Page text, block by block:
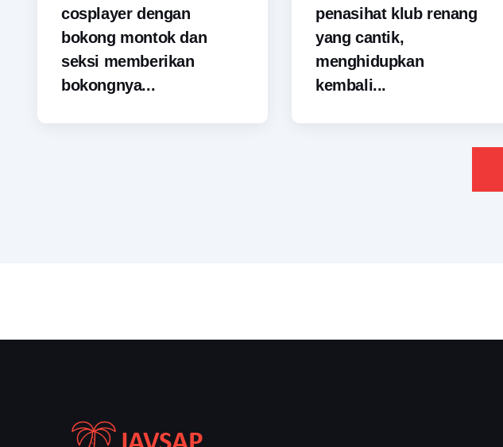
cosplayer dengan
bokong montok dan
seksi memberikan
bokongnya...
penasihat klub renang
yang cantik,
menghidupkan
kembali...